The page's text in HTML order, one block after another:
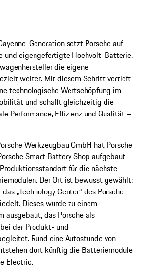
Generation setzt Porsche auf
und eigengefertigte Hochvolt-Batterie.
die eigene
weiter. Mit diesem Schritt vertieft
technologische Wertschöpfung im
und schafft gleichzeitig die
Performance, Effizienz und Qualität –
Werkzeugbau GmbH hat Porsche
Smart Battery Shop aufgebaut -
für die nächste
Der Ort ist bewusst gewählt:
„Technology Center“ des Porsche
Dieses wurde zu einem
ausgebaut, das Porsche als
der Produkt- und
Rund eine Autostunde von
dort künftig die Batteriemodule
Electric.